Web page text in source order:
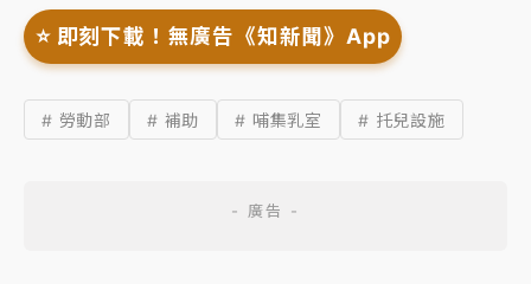
⭐️ 即刻下載！無廣告《知新聞》App
# 勞動部 # 補助 # 哺集乳室 # 托兒設施